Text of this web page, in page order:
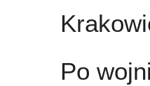
Po